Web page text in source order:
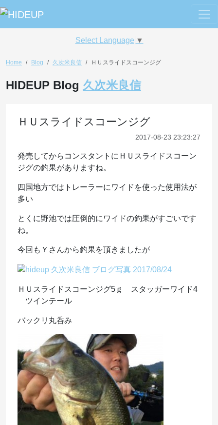
Select Language ▼
Home Blog 久次米良信 ＨＵスライドスコーンジグ
HIDEUP Blog 久次米良信
ＨＵスライドスコーンジグ
2017-08-23 23:23:27
発売してからコンスタントにＨＵスライドスコーン
ジグの釣果がありますね。
四国地方ではトレーラーにワイドを使った使用法が
多い
とくに野池では圧倒的にワイドの釣果がすごいです
ね。
今回もＹさんから釣果を頂きましたが
ＨＵスライドスコーンジグ5ｇ スタッガーワイド4
ツインテール
バックリ丸呑み